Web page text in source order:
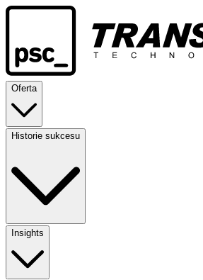
Oferta
Historie sukcesu
Insights